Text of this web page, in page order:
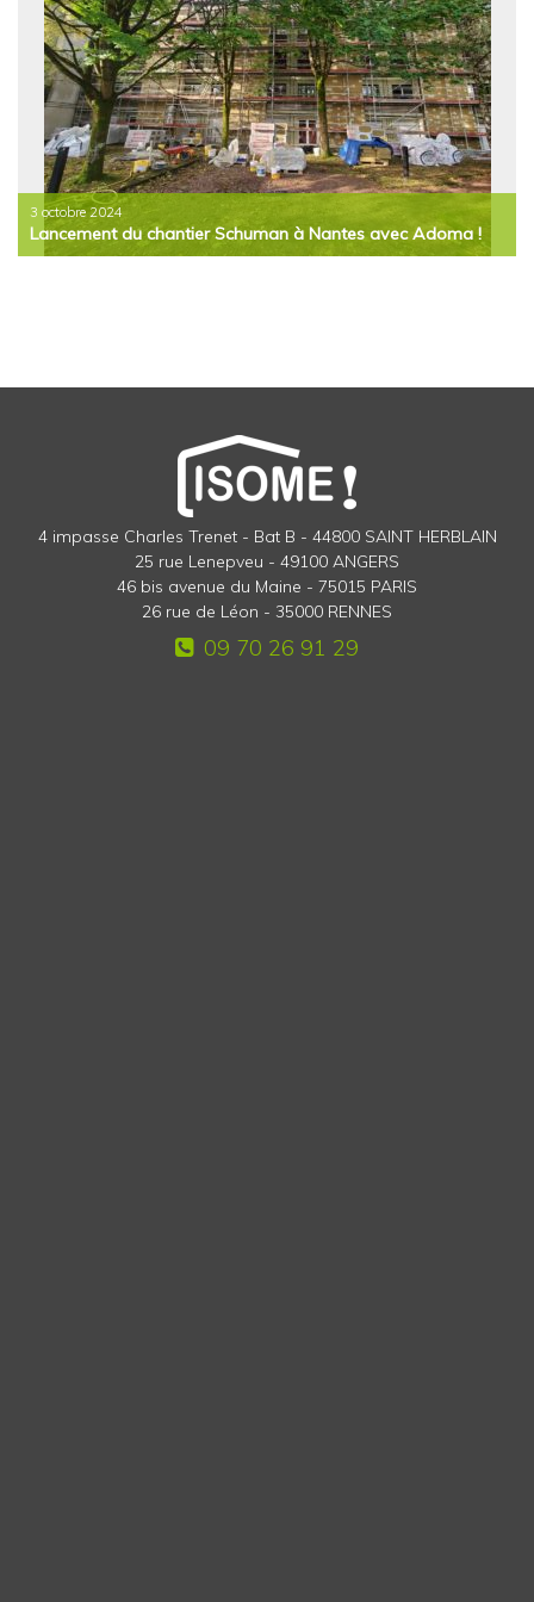
3 octobre 2024
Lancement du chantier Schuman à Nantes avec Adoma !
4 impasse Charles Trenet - Bat B - 44800 SAINT HERBLAIN
25 rue Lenepveu - 49100 ANGERS
46 bis avenue du Maine - 75015 PARIS
26 rue de Léon - 35000 RENNES
09 70 26 91 29